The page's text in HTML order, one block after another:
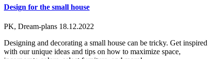
Design for the small house
PK, Dream-plans 18.12.2022
Designing and decorating a small house can be tricky. Get inspired
with our unique ideas and tips on how to maximize space,